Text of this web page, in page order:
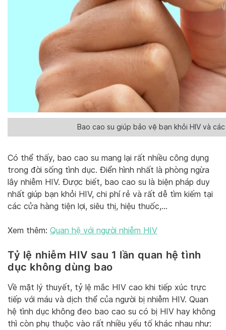
Bao cao su giúp bảo vệ bạn khỏi HIV và
Có thể thấy, bao cao su mang lại rất nhiều công dụng
trong đời sống tình dục. Điển hình nhất là phòng ngừa
lây nhiễm HIV. Được biết, bao cao su là biện pháp duy
nhất giúp bạn khỏi HIV, chi phí rẻ và rất dễ tìm kiếm tại
các cửa hàng tiện lợi, siêu thị, hiệu thuốc,…
Xem thêm: Quan hệ với người nhiễm HIV
Tỷ lệ nhiễm HIV sau 1 lần quan hệ tình
dục không dùng bao
Về mặt lý thuyết, tỷ lệ mắc HIV cao khi tiếp xúc trực
tiếp với máu và dịch thể của người bị nhiễm HIV. Quan
hệ tình dục không đeo bao cao su có bị HIV hay không
thì còn phụ thuộc vào rất nhiều yếu tố khác nhau như: